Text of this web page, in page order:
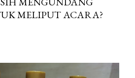
MELIPUT ACARA?